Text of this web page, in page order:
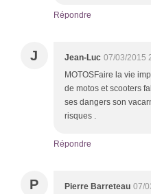
Répondre
J Jean-Luc 07/03/2015
MOTOSFaire la vie
de motos et scooters
ses dangers son
risques .
Répondre
P Pierre Barreteau 07/